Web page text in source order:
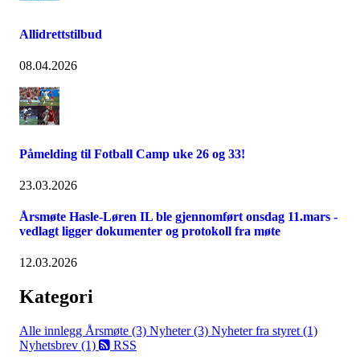
Allidrettstilbud
08.04.2026
Påmelding til Fotball Camp uke 26 og 33!
23.03.2026
Årsmøte Hasle-Løren IL ble gjennomført onsdag 11.mars -
vedlagt ligger dokumenter og protokoll fra møte
12.03.2026
Kategori
Alle innlegg Årsmøte (3) Nyheter (3) Nyheter fra styret (1)
Nyhetsbrev (1)
RSS